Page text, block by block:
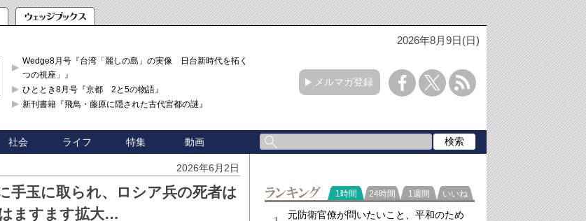
2026年8月9日(日)
Wedge8月号『台湾「麗しの島」の実像 日台新時代を拓く「3
つの視座」』
ひととき8月号『京都 2と5の物語』
新刊書籍『飛鳥・藤原に隠された古代宮都の謎』
メルマガ登録
社会 ライフ 特集 動画
2026年6月2日
手玉に取られ、ロシア兵の死者は
ますます拡大…
ランキング
1時間 24時間 1週間 いいね
元防衛官僚が問いたいこと、平和のため